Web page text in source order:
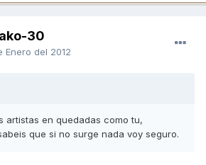
30
Enero del 2012
artistas en quedadas como tu,
que si no surge nada voy seguro.